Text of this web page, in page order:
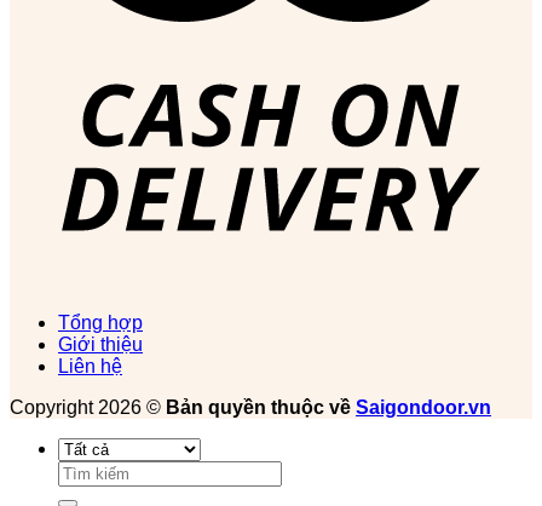
Tổng hợp
Giới thiệu
Liên hệ
Copyright 2026 © Bản quyền thuộc về Saigondoor.vn
Tìm
kiếm: